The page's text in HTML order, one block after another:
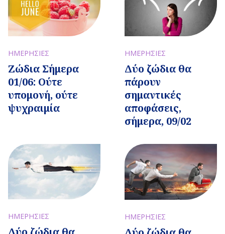
ΗΜΕΡΗΣΙΕΣ
Ζώδια Σήμερα
01/06: Ούτε
υπομονή, ούτε
ψυχραιμία
ΗΜΕΡΗΣΙΕΣ
Δύο ζώδια θα
πάρουν
σημαντικές
αποφάσεις,
σήμερα, 09/02
ΗΜΕΡΗΣΙΕΣ ΗΜΕΡΗΣΙΕΣ